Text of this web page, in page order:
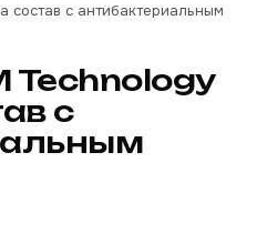
состав с антибактериальным
Technology
с